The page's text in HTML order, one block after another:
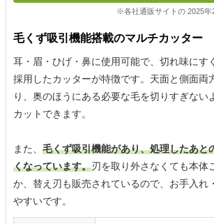
※各社通販サイトの 2025年
毛くず吸引機能搭載のマルチカッター
耳・眉・ひげ・鼻に使用可能で、切れ味にす
採用したカッターが特徴です。天面と側面両
り、奥のほうにある必要な毛を切りすぎない
カットできます。
また、 毛くず吸引機能があり、処理したあと
くなっています。刃を取り外さなくても本体
か、替え刃も販売されているので、お手入れ
やすいです。